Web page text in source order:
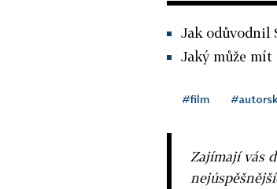
Jak odůvodnil
Jaký může
#film
Zajímají vás